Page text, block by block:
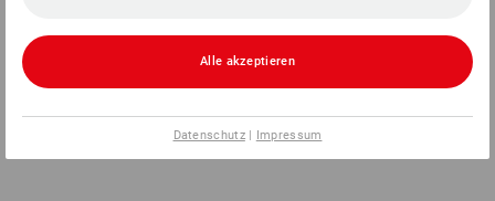
Alle akzeptieren
Datenschutz| Impressum